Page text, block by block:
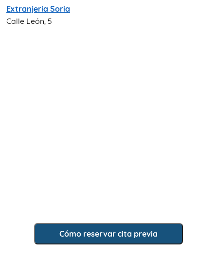
Extranjeria Soria
Calle León, 5
Cómo reservar cita previa